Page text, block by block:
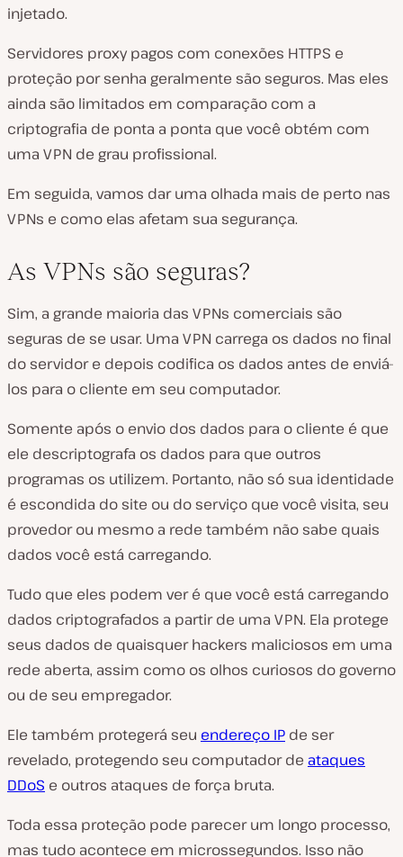
injetado.
Servidores proxy pagos com conexões HTTPS e
proteção por senha geralmente são seguros. Mas eles
ainda são limitados em comparação com a
criptografia de ponta a ponta que você obtém com
uma VPN de grau profissional.
Em seguida, vamos dar uma olhada mais de perto nas
VPNs e como elas afetam sua segurança.
As VPNs são seguras?
Sim, a grande maioria das VPNs comerciais são
seguras de se usar. Uma VPN carrega os dados no final
do servidor e depois codifica os dados antes de enviá-
los para o cliente em seu computador.
Somente após o envio dos dados para o cliente é que
ele descriptografa os dados para que outros
programas os utilizem. Portanto, não só sua identidade
é escondida do site ou do serviço que você visita, seu
provedor ou mesmo a rede também não sabe quais
dados você está carregando.
Tudo que eles podem ver é que você está carregando
dados criptografados a partir de uma VPN. Ela protege
seus dados de quaisquer hackers maliciosos em uma
rede aberta, assim como os olhos curiosos do governo
ou de seu empregador.
Ele também protegerá seu endereço IP de ser
revelado, protegendo seu computador de ataques
DDoS e outros ataques de força bruta.
Toda essa proteção pode parecer um longo processo,
mas tudo acontece em microssegundos. Isso não